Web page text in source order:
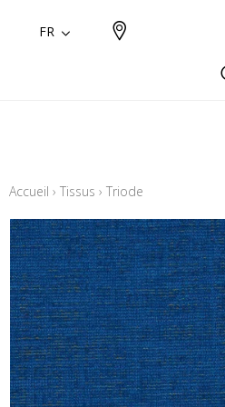
FR
Accueil › Tissus › Triode